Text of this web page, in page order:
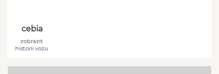
cebia
zobrazit
historii vozu